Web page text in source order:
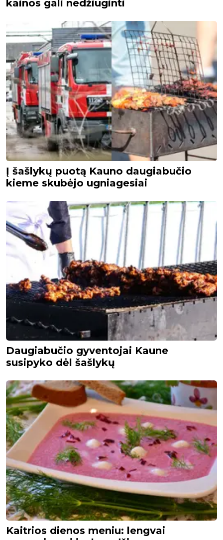
kainos gali nedžiuginti
Į šašlykų puotą Kauno daugiabučio
kieme skubėjo ugniagesiai
Daugiabučio gyventojai Kaune
susipyko dėl šašlykų
Kaitrios dienos meniu: lengvai